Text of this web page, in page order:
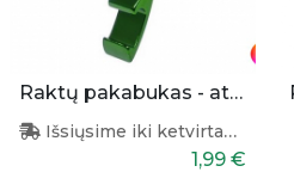
Raktų pakabukas - atidarytuvas
Išsiųsime iki ketvirtadienio
1,99 €